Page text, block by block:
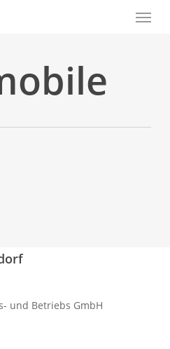
Menu
und Betriebs GmbH